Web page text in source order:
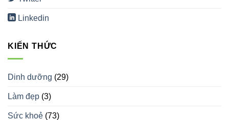
Linkedin
KIẾN THỨC
Dinh dưỡng (29)
Làm đẹp (3)
Sức khoẻ (73)